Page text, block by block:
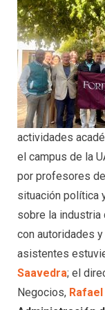
actividades
el campus de la
por profesores
situación política
sobre la industria
con autoridades
asistentes
Saavedra; el
Negocios,